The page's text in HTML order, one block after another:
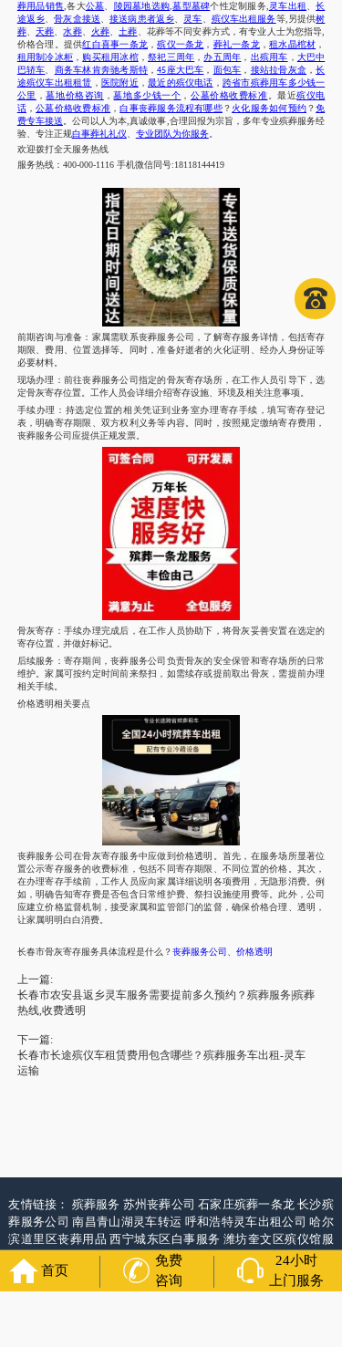
葬用品销售 ,各大公墓 陵园墓地选购 墓型墓碑个性定制服务, 灵车出租 、长
途返乡 、骨灰盒接送 、接送病患者返乡 灵车 殡仪车出租服务等,另提供树
葬、天葬 、水葬、 火葬 土葬 花葬等不同安葬方式，有专业人士为您指导
价格合理。提供红白喜事一条龙 ，殡仪一条龙 葬礼一条龙，租水晶棺材
租用制冷冰柜
购买租用冰棺，祭祀三周年 办五周年 出殡用车
大巴中
巴轿车
商务车林肯奔驰考斯特 ，45座大巴车 面包车 接站拉骨灰盒 ，长
途殡仪车出租租赁
医院附近 ，最近的殡仪电话 跨省市殡葬用车多少钱一
公里
，墓地价格咨询 ，墓地多少钱一个 公墓价格收费标准 。最近殡仪电
话，公墓价格收费标准 ，白事丧葬服务流程有哪些？ 火化服务如何预约 ？免
费专车接送 。公司以人为本 ,真诚做事,合理回报为宗旨，多年专业殡葬服务经
验、专注正规白事葬礼礼仪 专业团队为你服务。
欢迎拨打全天服务热线
服务热线： 400-000-1116 手机微信同号:18118144419
前期咨询与准备 ：家属需联系丧葬服务公司，了解寄存服务详情，包括寄存
期限、费用、位置选择等。同时，准备好逝者的火化证明、经办人身份证等
必要材料。
现场办理：前往丧葬服务公司指定的骨灰寄存场所，在工作人员引导下，选
定骨灰寄存位置。工作人员会详细介绍寄存设施、环境及相关注意事项。
手续办理：持选定位置的相关凭证到业务室办理寄存手续，填写寄存登记
表，明确寄存期限、双方权利义务等内容。同时，按照规定缴纳寄存费用，
丧葬服务公司应提供正规发票。
骨灰寄存：手续办理完成后，在工作人员协助下，将骨灰妥善安置在选定的
寄存位置，并做好标记。
后续服务：寄存期间，丧葬服务公司负责骨灰的安全保管和寄存场所的日常
维护。家属可按约定时间前来祭扫，如需续存或提前取出骨灰，需提前办理
相关手续。
价格透明相关要点
丧葬服务公司在骨灰寄存服务中应做到价格透明。首先，在服务场所显著位
置公示寄存服务的收费标准，包括不同寄存期限、不同位置的价格。其次，
在办理寄存手续前，工作人员应向家属详细说明各项费用，无隐形消费。例
如，明确告知寄存费是否包含日常维护费、祭扫设施使用费等。此外，公司
应建立价格监督机制，接受家属和监管部门的监督，确保价格合理、透明，
让家属明明白白消费。
长春市骨灰寄存服务具体流程是什么？丧葬服务公司 价格透明
上一篇:
长春市农安县返乡灵车服务需要提前多久预约？殡葬服务|殡葬
热线,收费透明
下一篇:
长春市长途殡仪车租赁费用包含哪些？殡葬服务车出租-灵车
运输
友情链接： 殡葬服务 苏州丧葬公司石家庄殡葬一条龙长沙殡
葬服务公司南昌青山湖灵车转运 呼和浩特灵车出租公司哈尔
滨道里区丧葬用品西宁城东区白事服务潍坊奎文区殡仪馆服
务乳山寿衣店铺 杭州上城区灵堂布置 沈阳浑南区殡葬平台
国墓地网中国非急救转运网网站建设 中国殡葬一条龙网 中国
救护车网葬花店葬花服务网
首页
免费
咨询
24小时
上门服务